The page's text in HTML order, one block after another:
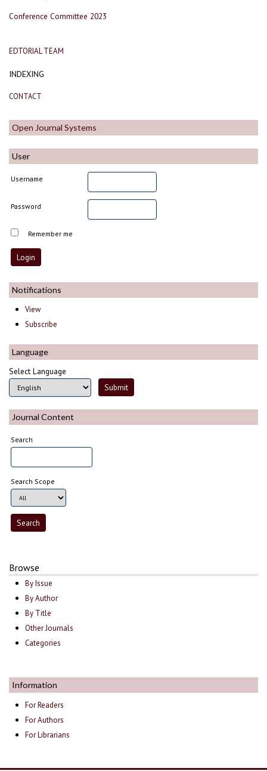
Conference Committee 2023
EDTORIAL TEAM
INDEXING
CONTACT
Open Journal Systems
User
Username
Password
Remember me
Notifications
View
Subscribe
Language
Select Language
Journal Content
Search
Search Scope
Browse
By Issue
By Author
By Title
Other Journals
Categories
Information
For Readers
For Authors
For Librarians